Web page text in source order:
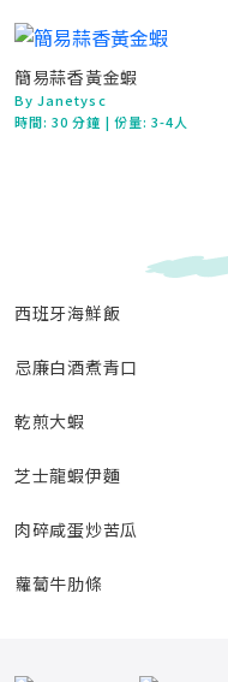
簡易蒜香黃金蝦
By Janetysc
時間:30 分鐘 | 份量: 3-4人
西班牙海鮮飯
忌廉白酒煮青口
乾煎大蝦
芝士龍蝦伊麵
肉碎咸蛋炒苦瓜
蘿蔔牛肋條